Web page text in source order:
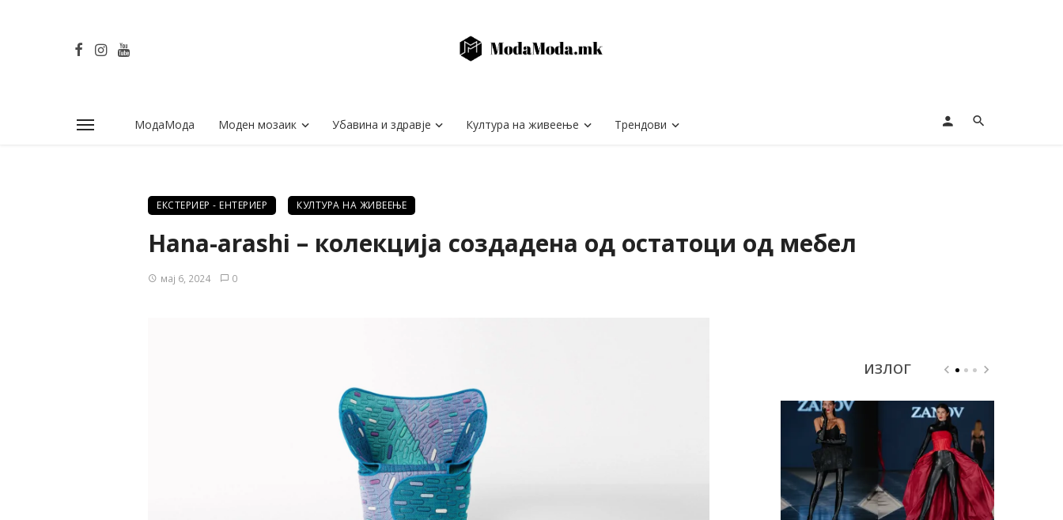
МодаМода Моден мозаик Убавина и здравје Култура на живеење Трендови
ЕКСТЕРИЕР - ЕНТЕРИЕР КУЛТУРА НА ЖИВЕЕЊЕ
Hana-arashi – колекција создадена од остатоци од мебел
мај 6, 2024 0
ИЗЛОГ